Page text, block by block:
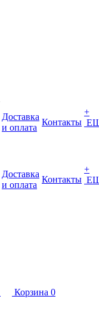
Доставка
и оплата
Контакты
+
Доставка
и оплата
Контакты
+
Корзина 0